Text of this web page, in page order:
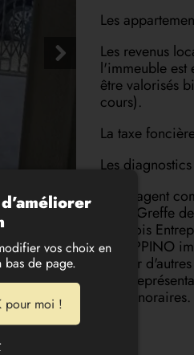
Les
Les revenus
l'immeuble est
être valorisés
cours).
La taxe
Les
Votre agent
606 - Greffe
François
CHIAPPINO
détenir
ceux
ses honoraires.
vos choix en
bas de page.
pour moi !